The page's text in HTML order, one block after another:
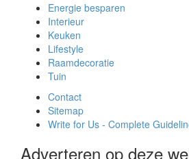
Energie besparen
Interieur
Keuken
Lifestyle
Raamdecoratie
Tuin
Contact
Sitemap
Write for Us - Complete
Adverteren op deze